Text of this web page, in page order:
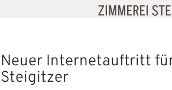
Neuer Internetauftritt
Steigitzer